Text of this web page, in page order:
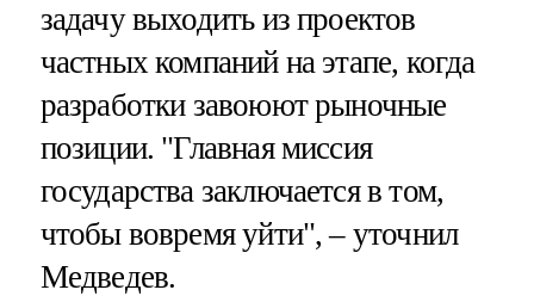
задачу выходить из проектов
частных компаний на этапе, когда
разработки завоюют рыночные
позиции. "Главная миссия
государства заключается в том,
чтобы вовремя уйти", – уточнил
Медведев.